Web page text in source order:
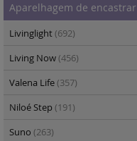
Aparelhagem de encastrar
Livinglight(692)
Living Now(456)
Valena Life(357)
Niloé Step(191)
Suno (263)